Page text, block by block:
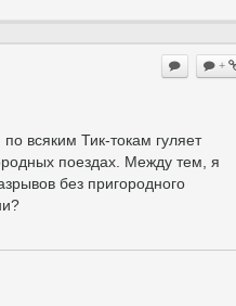
+
всяким Тик-токам гуляет
поездах. Между тем, я
без пригородного